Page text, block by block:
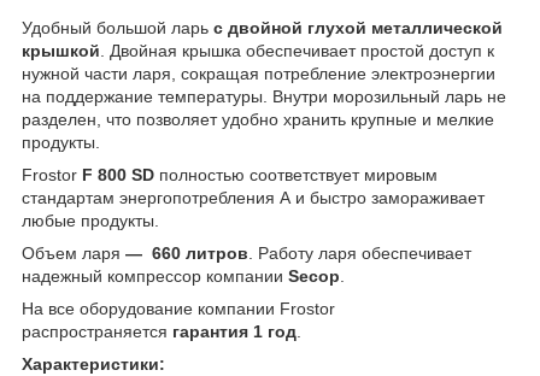
Удобный большой ларь с двойной глухой металлической
крышкой. Двойная крышка обеспечивает простой доступ к
нужной части ларя, сокращая потребление электроэнергии
на поддержание температуры. Внутри морозильный ларь не
разделен, что позволяет удобно хранить крупные и мелкие
продукты.
Frostor F 800 SD полностью соответствует мировым
стандартам энергопотребления А и быстро замораживает
любые продукты.
Объем ларя — 660 литров. Работу ларя обеспечивает
надежный компрессор компании Secop.
На все оборудование компании Frostor
распространяется гарантия 1 год.
Характеристики: